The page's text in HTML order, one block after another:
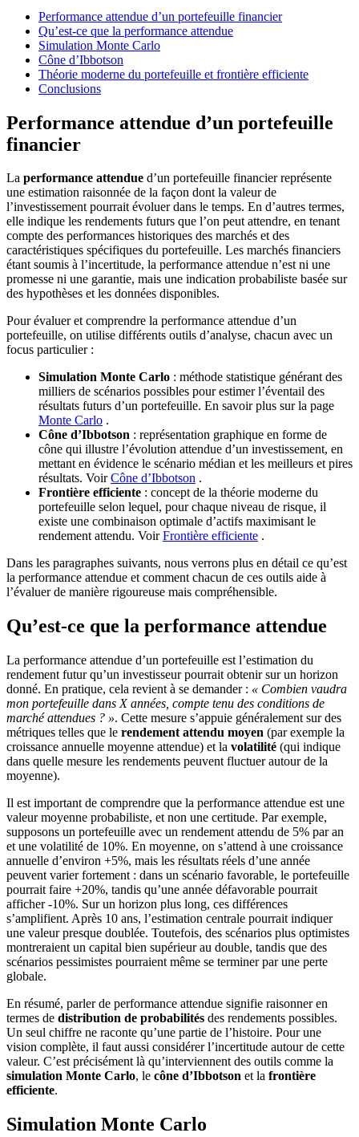
Performance attendue d’un portefeuille financier
Qu’est‑ce que la performance attendue
Simulation Monte Carlo
Cône d’Ibbotson
Théorie moderne du portefeuille et frontière efficiente
Conclusions
Performance attendue d’un portefeuille
financier
La performance attendue d’un portefeuille financier représente
une estimation raisonnée de la façon dont la valeur de
l’investissement pourrait évoluer dans le temps. En d’autres termes,
elle indique les rendements futurs que l’on peut attendre, en tenant
compte des performances historiques des marchés et des
caractéristiques spécifiques du portefeuille. Les marchés financiers
étant soumis à l’incertitude, la performance attendue n’est ni une
promesse ni une garantie, mais une indication probabiliste basée sur
des hypothèses et les données disponibles.
Pour évaluer et comprendre la performance attendue d’un
portefeuille, on utilise différents outils d’analyse, chacun avec un
focus particulier :
Simulation Monte Carlo : méthode statistique générant des
milliers de scénarios possibles pour estimer l’éventail des
résultats futurs d’un portefeuille. En savoir plus sur la page
Monte Carlo .
Cône d’Ibbotson : représentation graphique en forme de
cône qui illustre l’évolution attendue d’un investissement, en
mettant en évidence le scénario médian et les meilleurs et pires
résultats. VoirCône d’Ibbotson .
Frontière efficiente : concept de la théorie moderne du
portefeuille selon lequel, pour chaque niveau de risque, il
existe une combinaison optimale d’actifs maximisant le
rendement attendu. VoirFrontière efficiente .
Dans les paragraphes suivants, nous verrons plus en détail ce qu’est
la performance attendue et comment chacun de ces outils aide à
l’évaluer de manière rigoureuse mais compréhensible.
Qu’est‑ce que la performance attendue
La performance attendue d’un portefeuille est l’estimation du
rendement futur qu’un investisseur pourrait obtenir sur un horizon
donné. En pratique, cela revient à se demander : « Combien vaudra
mon portefeuille dans X années, compte tenu des conditions de
marché attendues ? ». Cette mesure s’appuie généralement sur des
métriques telles que le rendement attendu moyen (par exemple la
croissance annuelle moyenne attendue) et la volatilité (qui indique
dans quelle mesure les rendements peuvent fluctuer autour de la
moyenne).
Il est important de comprendre que la performance attendue est une
valeur moyenne probabiliste, et non une certitude. Par exemple,
supposons un portefeuille avec un rendement attendu de 5% par an
et une volatilité de 10%. En moyenne, on s’attend à une croissance
annuelle d’environ +5%, mais les résultats réels d’une année
peuvent varier fortement : dans un scénario favorable, le portefeuille
pourrait faire +20%, tandis qu’une année défavorable pourrait
afficher -10%. Sur un horizon plus long, ces différences
s’amplifient. Après 10 ans, l’estimation centrale pourrait indiquer
une valeur presque doublée. Toutefois, des scénarios plus optimistes
montreraient un capital bien supérieur au double, tandis que des
scénarios pessimistes pourraient même se terminer par une perte
globale.
En résumé, parler de performance attendue signifie raisonner en
termes de distribution de probabilités des rendements possibles.
Un seul chiffre ne raconte qu’une partie de l’histoire. Pour une
vision complète, il faut aussi considérer l’incertitude autour de cette
valeur. C’est précisément là qu’interviennent des outils comme la
simulation Monte Carlo, le cône d’Ibbotson et la frontière
efficiente.
Simulation Monte Carlo